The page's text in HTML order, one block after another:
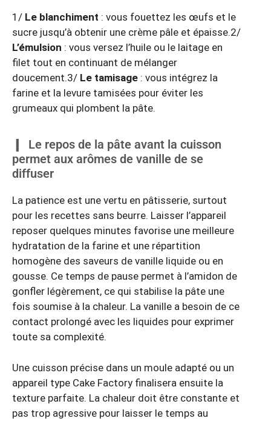
1/ Le blanchiment : vous fouettez les œufs et le
sucre jusqu’à obtenir une crème pâle et épaisse.2/
L’émulsion : vous versez l’huile ou le laitage en
filet tout en continuant de mélanger
doucement.3/ Le tamisage : vous intégrez la
farine et la levure tamisées pour éviter les
grumeaux qui plombent la pâte.
Le repos de la pâte avant la cuisson
permet aux arômes de vanille de se
diffuser
La patience est une vertu en pâtisserie, surtout
pour les recettes sans beurre. Laisser l’appareil
reposer quelques minutes favorise une meilleure
hydratation de la farine et une répartition
homogène des saveurs de vanille liquide ou en
gousse. Ce temps de pause permet à l’amidon de
gonfler légèrement, ce qui stabilise la pâte une
fois soumise à la chaleur. La vanille a besoin de ce
contact prolongé avec les liquides pour exprimer
toute sa complexité.
Une cuisson précise dans un moule adapté ou un
appareil type Cake Factory finalisera ensuite la
texture parfaite. La chaleur doit être constante et
pas trop agressive pour laisser le temps au